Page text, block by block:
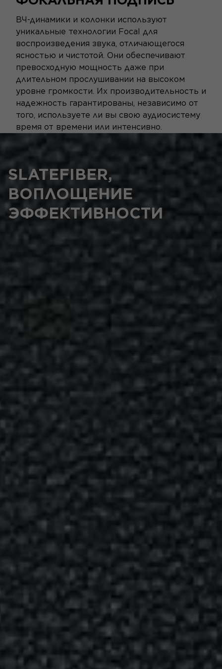
ВЧ-динамики и колонки используют
уникальные технологии Focal для
воспроизведения звука, отличающегося
ясностью и чистотой. Они обеспечивают
превосходную мощность даже при
длительном прослушивании на высоком
уровне громкости. Их производительность и
надежность гарантированы, независимо от
того, используете ли вы свою аудиосистему
время от времени или интенсивно.
SLATEFIBER,
ВОПЛОЩЕНИЕ
ЭФФЕКТИВНОСТИ